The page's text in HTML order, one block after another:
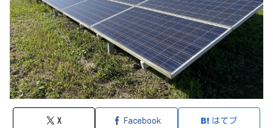
X Facebook はてブ